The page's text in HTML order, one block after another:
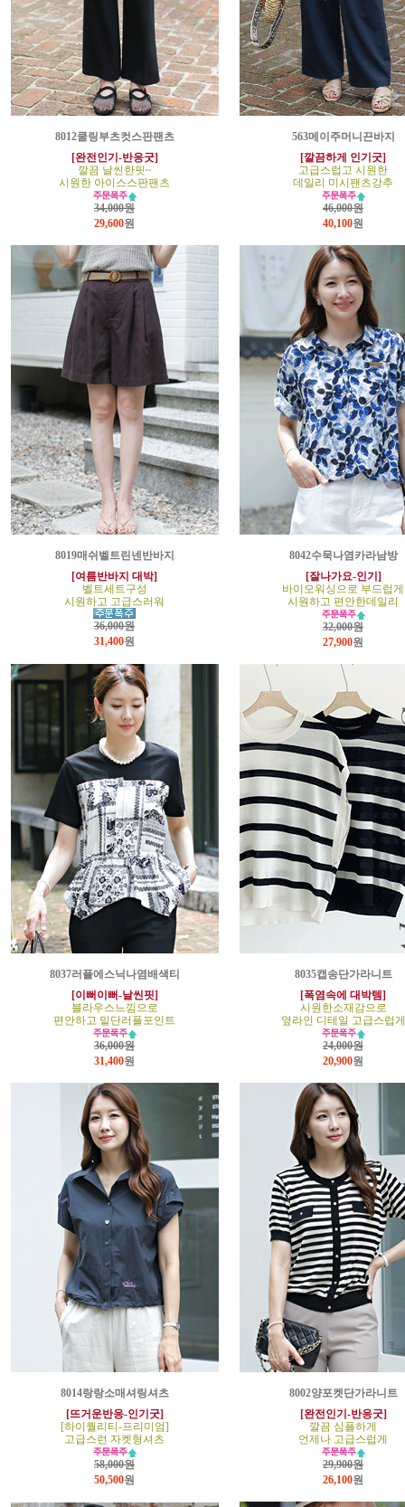
8012쿨링부츠컷스판팬츠
[완전인기-반응굿]
깔끔 날씬한핏~
시원한 아이스스판팬츠
34,000원
29,600원
563메이주머니끈바지
[깔끔하게 인기굿]
고급스럽고 시원한
데일리 미시팬츠강추
46,000원
40,100원
8019매쉬벨트린넨반바지
[여름반바지 대박]
벨트세트구성
시원하고 고급스러워
36,000원
31,400원
8042수묵나염카라남방
[잘나가요-인기]
바이오워싱으로 부드럽게
시원하고 편안한데일리
32,000원
27,900원
8037러플에스닉나염배색티
[이뻐이뻐-날씬핏]
블라우스느낌으로
편안하고 밑단러플포인트
36,000원
31,400원
8035캡송단가라니트
[폭염속에 대박템]
시원한소재감으로
옆라인 디테일 고급스럽게
24,000원
20,900원
8014랑랑소매셔링셔츠
[뜨거운반응-인기굿]
[하이퀄리티-프리미엄]
고급스런 자켓형셔츠
58,000원
50,500원
8002양포켓단가라니트
[완전인기-반응굿]
깔끔 심플하게
언제나 고급스럽게
29,900원
26,100원